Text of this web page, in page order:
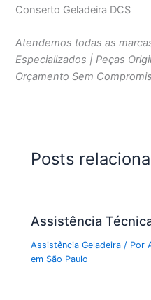
Conserto Geladeira DCS
Atendemos todas as
Especializados | Peças
Orçamento Sem
Posts
Assistência
Assistência Geladeira / Por
em São Paulo